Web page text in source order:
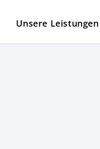
Unsere Leistungen